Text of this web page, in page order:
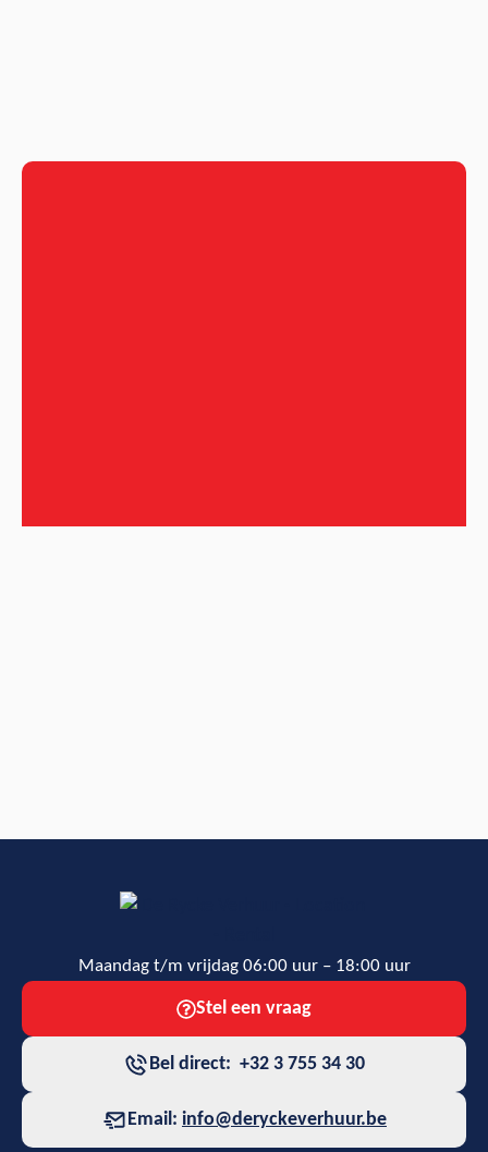
Maandag t/m vrijdag 06:00 uur – 18:00 uur
Stel een vraag
Bel direct: +32 3 755 34 30
Email: info@deryckeverhuur.be